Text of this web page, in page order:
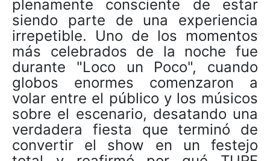
plenamente consciente de estar
siendo parte de una experiencia
irrepetible. Uno de los momentos
más celebrados de la noche fue
durante "Loco un Poco", cuando
globos enormes comenzaron a
volar entre el público y los músicos
sobre el escenario, desatando una
verdadera fiesta que terminó de
convertir el show en un festejo